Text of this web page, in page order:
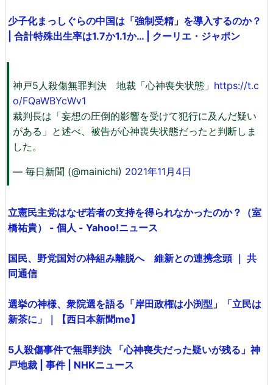
少子化まっしぐらの中国は「強制受精」を導入するのか？
| 合計特殊出生率は1.7か1.1か… | クーリエ・ジャポン
神戸5人殺傷無罪判決 地裁「心神喪失状態」 https://t.c
o/FQaWBYcWv1
裁判長は「妄想の圧倒的影響を受けて犯行に及んだ疑い
がある」と述べ、被告が心神喪失状態だったと判断しま
した。
— 毎日新聞 (@mainichi) 2021年11月4日
立憲民主党はなぜ若者の支持を得られなかったのか？（室
橋祐貴） - 個人 - Yahoo!ニュース
国民、野党国対の枠組み離脱へ 維新との連携念頭 ｜ 共
同通信
選挙の神様、衆院選を語る「岸田政権は小渕型」「立民は
新茶に」｜【西日本新聞me】
5人殺傷事件で無罪判決 「心神喪失だった疑いが残る」神
戸地裁 | 事件 | NHKニュース